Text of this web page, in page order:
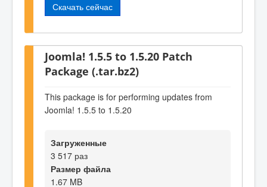
Скачать сейчас
Joomla! 1.5.5 to 1.5.20 Patch
Package (.tar.bz2)
This package is for performing updates from
Joomla! 1.5.5 to 1.5.20
Загруженные
3 517 раз
Размер файла
1.67 MB